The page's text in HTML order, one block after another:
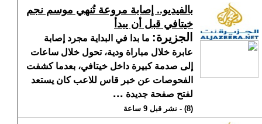
بالفيديو.. إصابة مروعة تُنهي موسم نجم
خيتافي قبل أن يبدأ
الجزيرة: ما بدا في البداية مجرد إصابة
عابرة خلال مباراة ودية، تحول خلال ساعات
إلى صدمة كبيرة داخل خيتافي، بعدما كشفت
الفحوصات عن خبر قاس للاعب كان يستعد
لفتح صفحة جديدة ...
(8) - نشر قبل 9 ساعة